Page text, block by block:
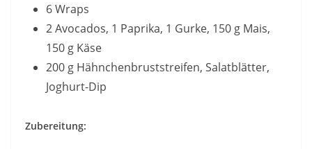
6 Wraps
2 Avocados, 1 Paprika, 1 Gurke, 150 g Mais,
150 g Käse
200 g Hähnchenbruststreifen, Salatblätter,
Joghurt-Dip
Zubereitung: